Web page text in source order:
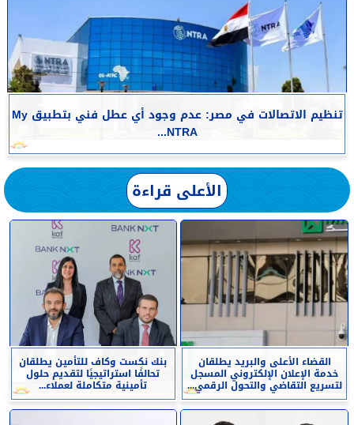
تنظيم الاتصالات في مصر: عدم وجود أي عطل فني بتطبيق My
NTRA...
الأعلى قراءة
القضاء الأعلى والبريد يطلقان
خدمة الإعلان الإلكتروني المسجل
لتسريع التقاضي والتحول الرقمي...
بنك نكست وكاف للتأمين يطلقان
تحالفًا استراتيجيًا لتقديم حلول
تأمينية متكاملة لعملاء...